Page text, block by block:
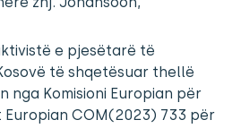
e pjesëtarë të
të shqetësuar thellë
nga Komisioni Europian për
Europian COM(2023) 733 për